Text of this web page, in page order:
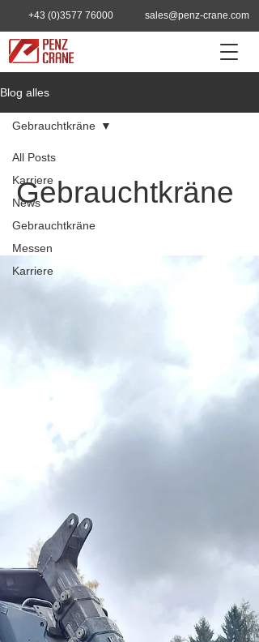
+43 (0)3577 76000 sales@penz-crane.com
Blog alles
All Posts
Karriere
News
Gebrauchtkräne
Messen
Karriere
Gebrauchtkräne
Gebrauchtkräne